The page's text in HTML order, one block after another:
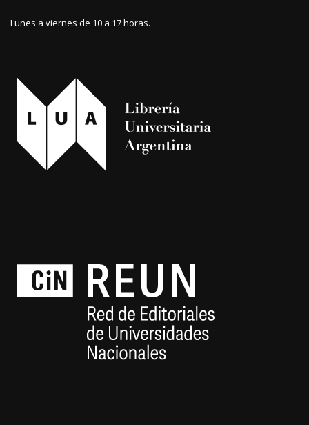
Lunes a viernes de 10 a 17 horas.